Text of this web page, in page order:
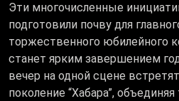
Эти многочисленные
подготовили почву для
торжественного юбилейного
станет ярким завершением
вечер на одной сцене
поколение “Хабара”,